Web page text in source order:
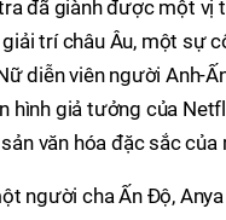
đã giành được một vị
trí châu Âu, một sự
diễn viên người Anh-
hình giả tưởng của
văn hóa đặc sắc của
người cha Ấn Độ,